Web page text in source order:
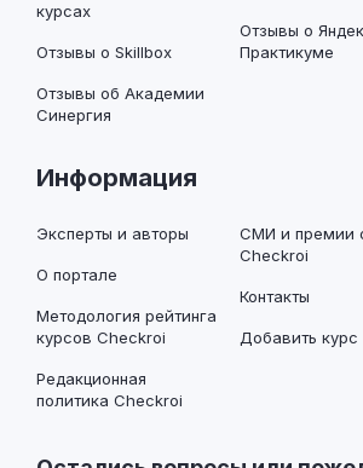
курсах
Отзывы о Skillbox
Отзывы об Академии
Синергия
Отзывы о
Практикуме
Информация
Эксперты и авторы
О портале
Методология рейтинга
курсов Checkroi
Редакционная
политика Checkroi
СМИ и премии
Checkroi
Контакты
Добавить курс